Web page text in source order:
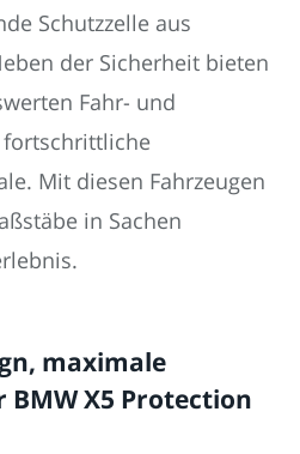
Schutzzelle aus
der Sicherheit bieten
Fahr- und
Mit diesen Fahrzeugen
in Sachen
maximale
BMW X5 Protection